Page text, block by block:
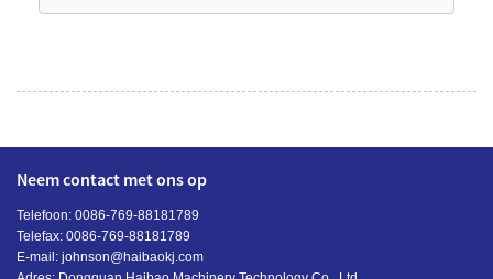
Neem contact met ons op
Telefoon: 0086-769-88181789
Telefax: 0086-769-88181789
E-mail: johnson@haibaokj.com